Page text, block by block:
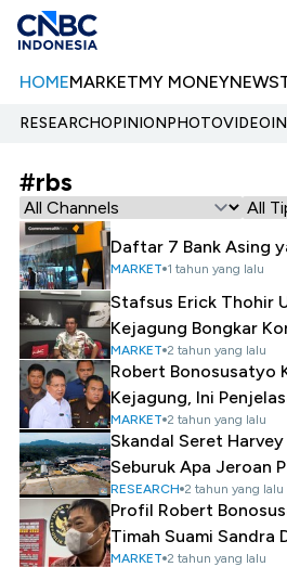
HOMEMARKETMY MONEYNEWS
RESEARCHOPINIONPHOTOVIDEO
#rbs
Daftar 7 Bank Asing
MARKET 1 tahun yang lalu
Stafsus Erick Thohir
Kejagung Bongkar
MARKET 2 tahun yang lalu
Robert Bonosusatyo
Kejagung, Ini
MARKET 2 tahun yang lalu
Skandal Seret Harvey
Seburuk Apa Jeroan
RESEARCH 2 tahun yang lalu
Profil Robert
Timah Suami Sandra
MARKET 2 tahun yang lalu